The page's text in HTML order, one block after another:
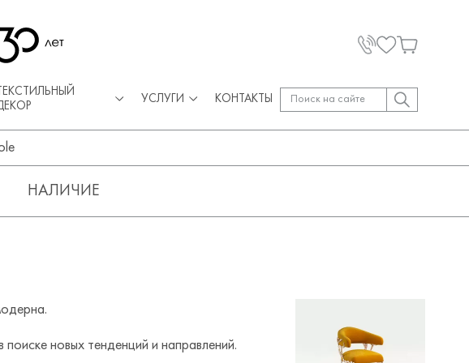
УСЛУГИ КОНТАКТЫ
НАЛИЧИЕ
новых тенденций и направлений.